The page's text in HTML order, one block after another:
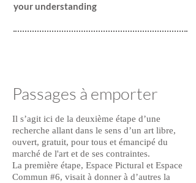
your understanding
Passages à emporter
Il s’agit ici de la deuxième étape d’une
recherche allant dans le sens d’un art libre,
ouvert, gratuit, pour tous et émancipé du
marché de l'art et de ses contraintes.
La première étape, Espace Pictural et Espace
Commun #6, visait à donner à d’autres la